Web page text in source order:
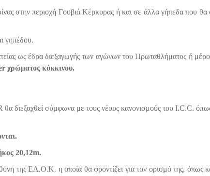
στην περιοχή Γουβιά Κέρκυρας ή και σε άλλα γήπεδα που
γηπέδου.
ως έδρα διεξαγωγής των αγώνων του Πρωταθλήματος ή
χρώματος κόκκινου.
σύμφωνα με τους νέους κανονισμούς του I.C.C.
20,12m.
της ΕΛ.Ο.Κ. η οποία θα φροντίζει για τον ορισμό της, όπως